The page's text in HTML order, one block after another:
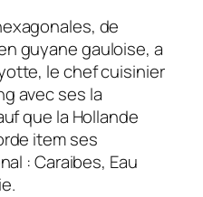
de
guyane gauloise, a
le chef cuisinier
avec ses la
que la Hollande
item ses
: Caraibes, Eau